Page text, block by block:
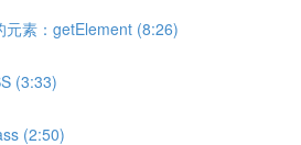
元素：getElement (8:26)
(3:33)
(2:50)